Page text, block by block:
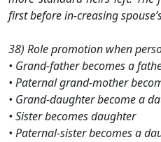
first before in-creasing
38) Role promotion when
• Grand-father becomes a
• Paternal grand-mother
• Grand-daughter become a
• Sister becomes daughter
• Paternal-sister becomes a